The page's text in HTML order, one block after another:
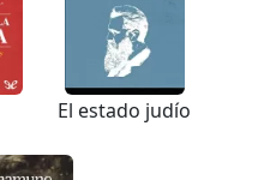
El estado judío